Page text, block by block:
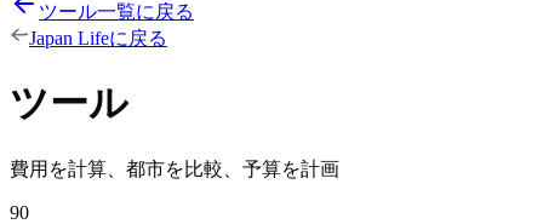
ツール一覧に戻る
Japan Lifeに戻る
ツール
費用を計算、都市を比較、予算を計画
90